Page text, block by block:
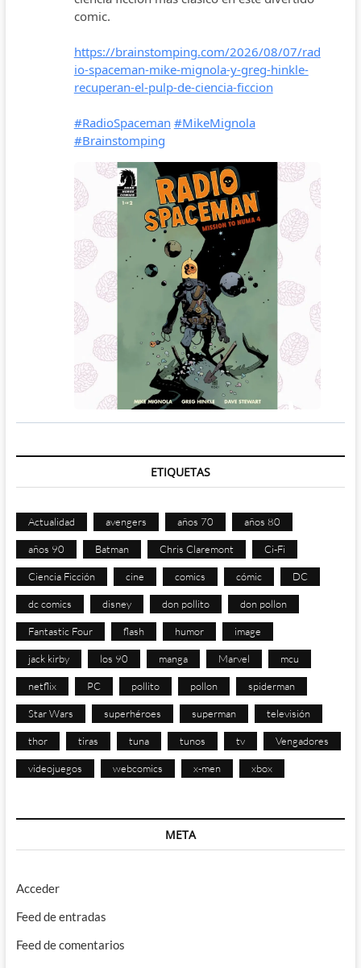
ETIQUETAS
Actualidad avengers años 70 años 80
años 90 Batman Chris Claremont Ci-Fi
Ciencia Ficción cine comics cómic DC
dc comics disney don pollito don pollon
Fantastic Four flash humor image
jack kirby los 90 manga Marvel mcu
netflix PC pollito pollon spiderman
Star Wars superhéroes superman televisión
thor tiras tuna tunos tv Vengadores
videojuegos webcomics x-men xbox
META
Acceder
Feed de entradas
Feed de comentarios